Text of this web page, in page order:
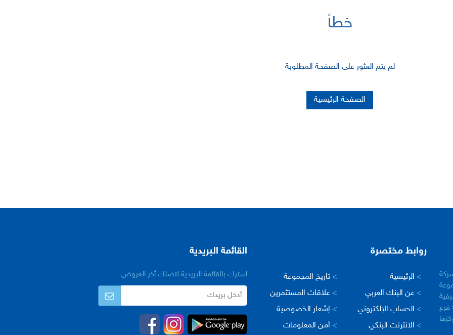
خطأ
لم يتم العثور على الصفحة المطلوبة
في عام 2005 كشركة
العربية في العالم، حيث يبلغ عدد فروعها اكثر من 500 فرع
روابط مختصرة
> الرئيسية > تاريخ المجموعة
> عن البنك العربي > علاقات المستثمرين
> الحساب الإلكتروني > إشعار الخصوصية
> الانترنت البنكي > أمن المعلومات
القائمة البريدية
اشترك بالقائمة البريدية لتصلك أخر العروض